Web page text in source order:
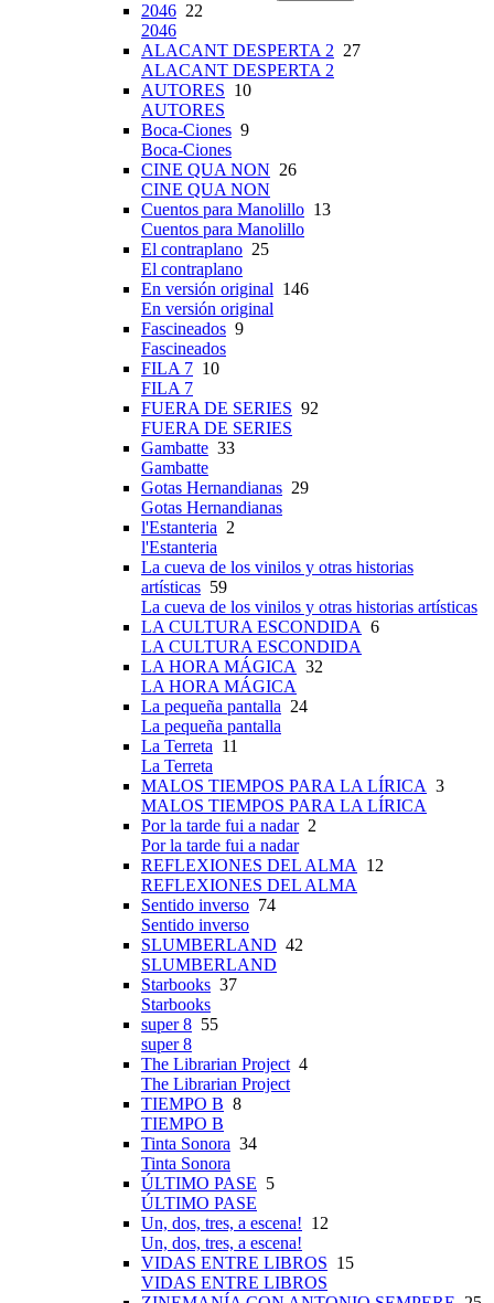
2046 22
2046
ALACANT DESPERTA 2 27
ALACANT DESPERTA 2
AUTORES 10
AUTORES
Boca-Ciones 9
Boca-Ciones
CINE QUA NON 26
CINE QUA NON
Cuentos para Manolillo 13
Cuentos para Manolillo
El contraplano 25
El contraplano
En versión original 146
En versión original
Fascineados 9
Fascineados
FILA 7 10
FILA 7
FUERA DE SERIES 92
FUERA DE SERIES
Gambatte 33
Gambatte
Gotas Hernandianas 29
Gotas Hernandianas
l'Estanteria 2
l'Estanteria
La cueva de los vinilos y otras historias
artísticas 59
La cueva de los vinilos y otras historias artísticas
LA CULTURA ESCONDIDA 6
LA CULTURA ESCONDIDA
LA HORA MÁGICA 32
LA HORA MÁGICA
La pequeña pantalla 24
La pequeña pantalla
La Terreta 11
La Terreta
MALOS TIEMPOS PARA LA LÍRICA 3
MALOS TIEMPOS PARA LA LÍRICA
Por la tarde fui a nadar2
Por la tarde fui a nadar
REFLEXIONES DEL ALMA
12
REFLEXIONES DEL ALMA
Sentido inverso 74
Sentido inverso
SLUMBERLAND 42
SLUMBERLAND
Starbooks 37
Starbooks
super 8 55
super 8
The Librarian Project 4
The Librarian Project
TIEMPO B 8
TIEMPO B
Tinta Sonora 34
Tinta Sonora
ÚLTIMO PASE 5
ÚLTIMO PASE
Un, dos, tres, a escena! 12
Un, dos, tres, a escena!
VIDAS ENTRE LIBROS 15
VIDAS ENTRE LIBROS